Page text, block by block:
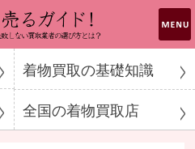
着物売るガイ
着物買取の基礎知識
全国の着物買取店